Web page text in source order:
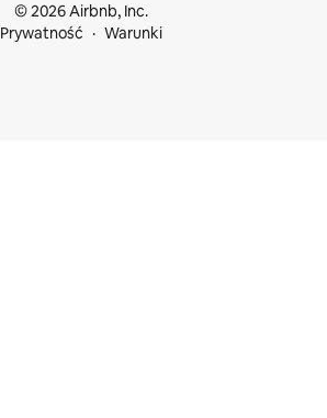
© 2026 Airbnb, Inc.
Prywatność
Warunki